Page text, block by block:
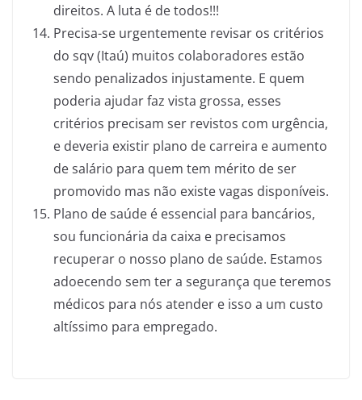
direitos. A luta é de todos!!!
Precisa-se urgentemente revisar os critérios
do sqv (Itaú) muitos colaboradores estão
sendo penalizados injustamente. E quem
poderia ajudar faz vista grossa, esses
critérios precisam ser revistos com urgência,
e deveria existir plano de carreira e aumento
de salário para quem tem mérito de ser
promovido mas não existe vagas disponíveis.
Plano de saúde é essencial para bancários,
sou funcionária da caixa e precisamos
recuperar o nosso plano de saúde. Estamos
adoecendo sem ter a segurança que teremos
médicos para nós atender e isso a um custo
altíssimo para empregado.